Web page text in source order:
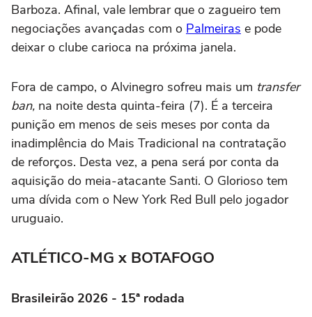
Barboza. Afinal, vale lembrar que o zagueiro tem
negociações avançadas com o Palmeiras e pode
deixar o clube carioca na próxima janela.
Fora de campo, o Alvinegro sofreu mais um transfer
ban, na noite desta quinta-feira (7). É a terceira
punição em menos de seis meses por conta da
inadimplência do Mais Tradicional na contratação
de reforços. Desta vez, a pena será por conta da
aquisição do meia-atacante Santi. O Glorioso tem
uma dívida com o New York Red Bull pelo jogador
uruguaio.
ATLÉTICO-MG x BOTAFOGO
Brasileirão 2026 - 15ª rodada